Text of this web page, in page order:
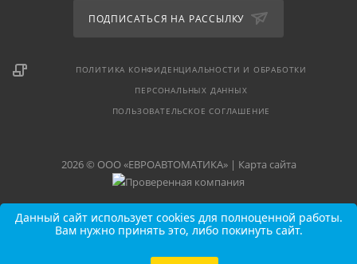
ПОДПИСАТЬСЯ НА РАССЫЛКУ
ПОЛИТИКА КОНФИДЕНЦИАЛЬНОСТИ И ОБРАБОТКИ
ПЕРСОНАЛЬНЫХ ДАННЫХ
ПОЛЬЗОВАТЕЛЬСКОЕ СОГЛАШЕНИЕ
2026 © ООО «ЕВРОАВТОМАТИКА» | Карта сайта
Данный сайт использует cookies для полноценной работы.
Вам нужно принять это, либо покинуть сайт.